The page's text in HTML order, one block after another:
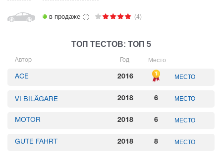
в продаже (4)
ТОП ТЕСТОВ: ТОП 5
Автор Год Место
ACE 2016 МЕСТО
VI BILÄGARE 2018 6 МЕСТО
MOTOR 2018 6 МЕСТО
GUTE FAHRT 2018 8 МЕСТО